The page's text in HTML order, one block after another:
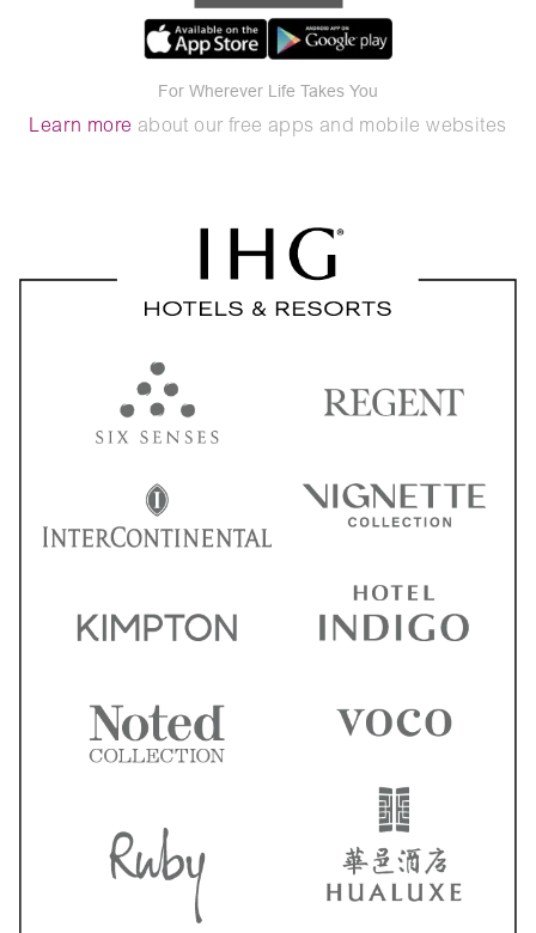
For Wherever Life Takes You
Learn more about our free apps and mobile websites